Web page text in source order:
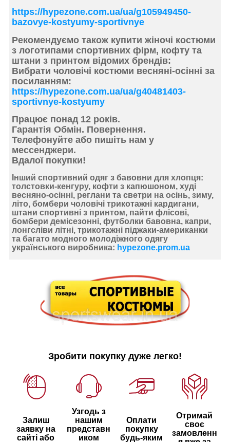
https://hypezone.com.ua/ua/g105949450-
bazovye-kostyumy-sportivnye
Рекомендуємо також купити жіночі костюми
з логотипами спортивних фірм, кофту та
штани з принтом відомих брендів:
Вибрати чоловічі костюми весняні-осінні за
посиланням:
https://hypezone.com.ua/ua/g40481403-
sportivnye-kostyumy
Працює понад 12 років.
Гарантія Обмін. Повернення.
Телефонуйте або пишіть нам у
мессенджери.
Вдалої покупки!
Інший спортивний одяг з бавовни для хлопця:
толстовки-кенгуру, кофти з капюшоном, худі
весняно-осінні, реглани та светри на осінь, зиму,
літо, бомбери чоловічі трикотажні кардигани,
штани спортивні з принтом, пайти флісові,
бомбери демісезонні, футболки бавовна, капри,
лонгсліви літні, трикотажні піджаки-американки
та багато модного молодіжного одягу
українського виробника: hypezone.prom.ua
Зробити покупку дуже легко!
Залиш
заявку на
сайті або
Узгодь з
нашим
представн
иком
Оплати
покупку
будь-яким
Отримай
своє
замовленн